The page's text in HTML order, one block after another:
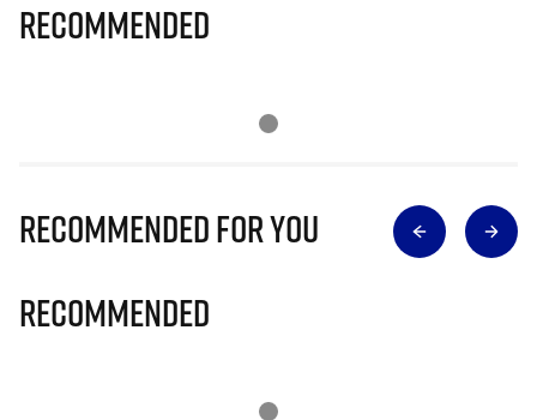
Recommended
Recommended for you
Recommended